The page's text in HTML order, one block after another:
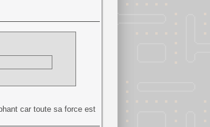
car toute sa force est